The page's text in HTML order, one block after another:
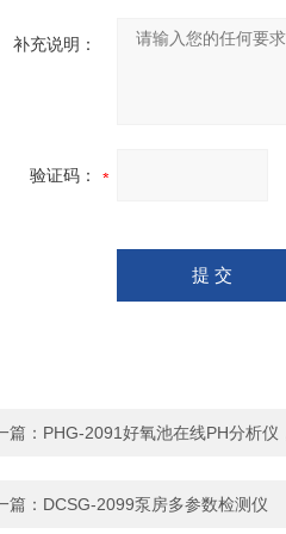
补充说明：
验证码：
篇： PHG-2091好氧池在线PH分析仪
篇： DCSG-2099泵房多参数检测仪